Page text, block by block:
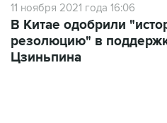
11 ноября 2021 года 16:06
В Китае одобрили
резолюцию" в
Цзиньпина